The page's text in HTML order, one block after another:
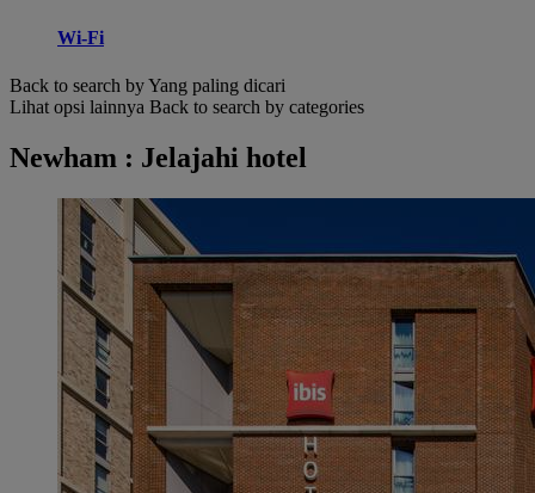
Wi-Fi
Back to search by Yang paling dicari
Lihat opsi lainnya Back to search by categories
Newham : Jelajahi hotel